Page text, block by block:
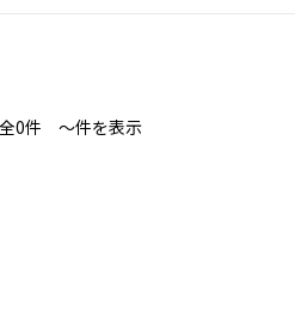
全0件 〜件を表示